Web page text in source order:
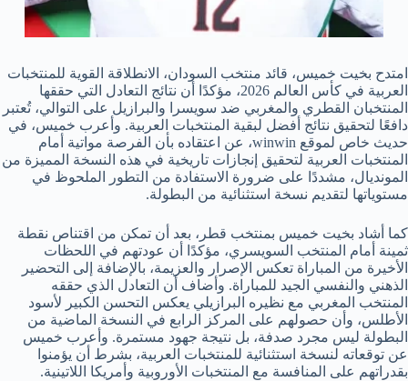
امتدح بخيت خميس، قائد منتخب السودان، الانطلاقة القوية للمنتخبات
العربية في كأس العالم 2026، مؤكدًا أن نتائج التعادل التي حققها
المنتخبان القطري والمغربي ضد سويسرا والبرازيل على التوالي، تُعتبر
دافعًا لتحقيق نتائج أفضل لبقية المنتخبات العربية. وأعرب خميس، في
حديث خاص لموقع winwin، عن اعتقاده بأن الفرصة مواتية أمام
المنتخبات العربية لتحقيق إنجازات تاريخية في هذه النسخة المميزة من
المونديال، مشددًا على ضرورة الاستفادة من التطور الملحوظ في
مستوياتها لتقديم نسخة استثنائية من البطولة.
كما أشاد بخيت خميس بمنتخب قطر، بعد أن تمكن من اقتناص نقطة
ثمينة أمام المنتخب السويسري، مؤكدًا أن عودتهم في اللحظات
الأخيرة من المباراة تعكس الإصرار والعزيمة، بالإضافة إلى التحضير
الذهني والنفسي الجيد للمباراة. وأضاف أن التعادل الذي حققه
المنتخب المغربي مع نظيره البرازيلي يعكس التحسن الكبير لأسود
الأطلس، وأن حصولهم على المركز الرابع في النسخة الماضية من
البطولة ليس مجرد صدفة، بل نتيجة جهود مستمرة. وأعرب خميس
عن توقعاته لنسخة استثنائية للمنتخبات العربية، بشرط أن يؤمنوا
بقدراتهم على المنافسة مع المنتخبات الأوروبية وأمريكا اللاتينية.